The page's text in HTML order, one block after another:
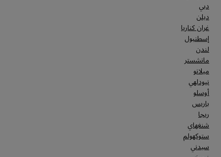
دبي
دبلن
غران كناريا
إسطنبول
لندن
مانشستر
ميلانو
نيودلهي
أوسلو
باريس
ريجا
شنغهاي
ستوكهولم
سيدني